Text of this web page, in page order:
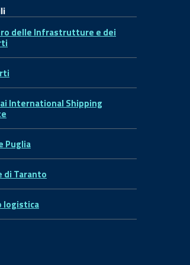
delle Infrastrutture e dei
International Shipping
Puglia
di Taranto
logistica